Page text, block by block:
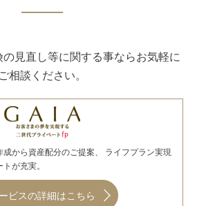
見直し等に関する事ならお気軽に
ご相談ください。
成から資産配分のご提案、 ライフプラン実現
が充実。
ビスの詳細はこちら